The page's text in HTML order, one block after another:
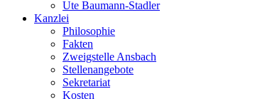
Ute Baumann-Stadler
Kanzlei
Philosophie
Fakten
Zweigstelle Ansbach
Stellenangebote
Sekretariat
Kosten